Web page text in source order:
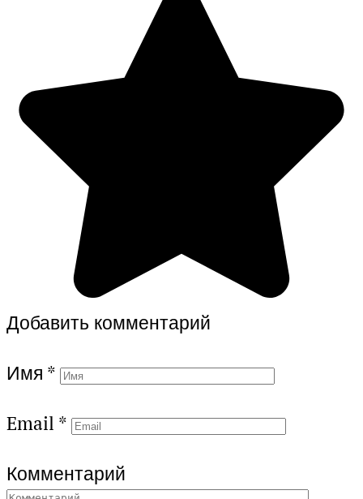
Добавить комментарий
Имя *
Email *
Комментарий